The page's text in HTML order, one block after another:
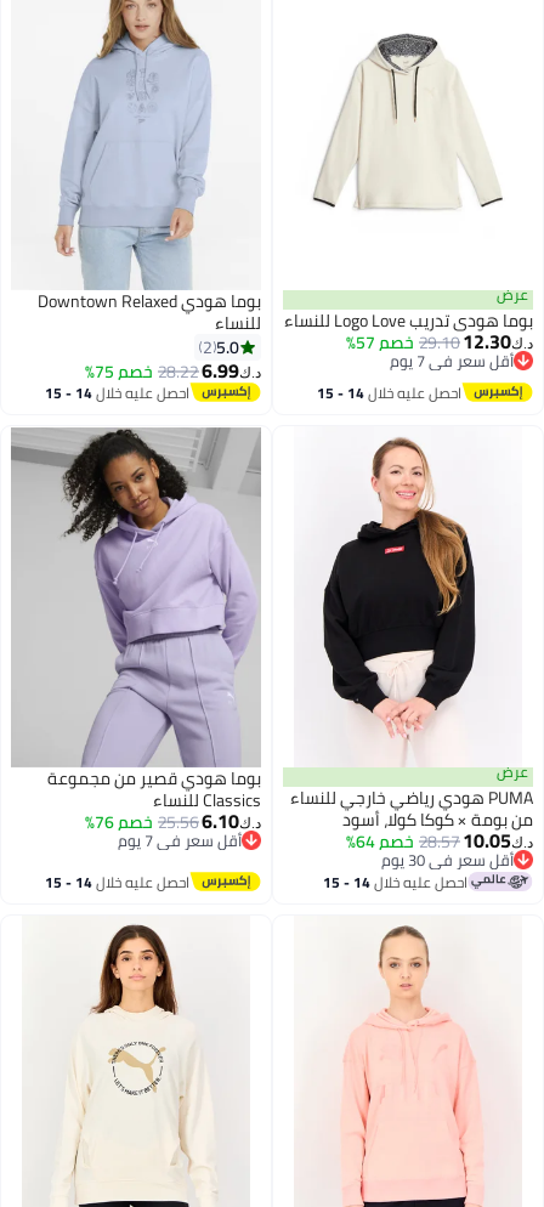
عرض
بوما هودي تدريب Logo Love للنساء
د.ك‏12.30
29.10خصم 57%
أقل سعر في 7 يوم
أقل سعر في 7 يوماحصل عليه خلال 14 - 15
بوما هودي Downtown Relaxed
للنساء
5.0
2
د.ك‏6.99
28.22خصم 75%
احصل عليه خلال 14 - 15
عرض
PUMA هودي رياضي خارجي للنساء
من بومة × كوكا كولا، أسود
د.ك‏10.05
28.57خصم 64%
أقل سعر في 30 يوم
أقل سعر في 30 يوماحصل عليه خلال 14 - 15
بوما هودي قصير من مجموعة
Classics للنساء
د.ك‏6.10
25.56خصم 76%
أقل سعر في 7 يوم
أقل سعر في 7 يوم
احصل عليه خلال 14 - 15